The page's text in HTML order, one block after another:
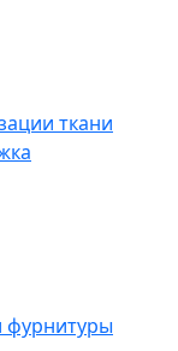
ткани
фурнитуры